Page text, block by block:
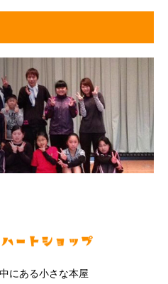
にある小さな本屋